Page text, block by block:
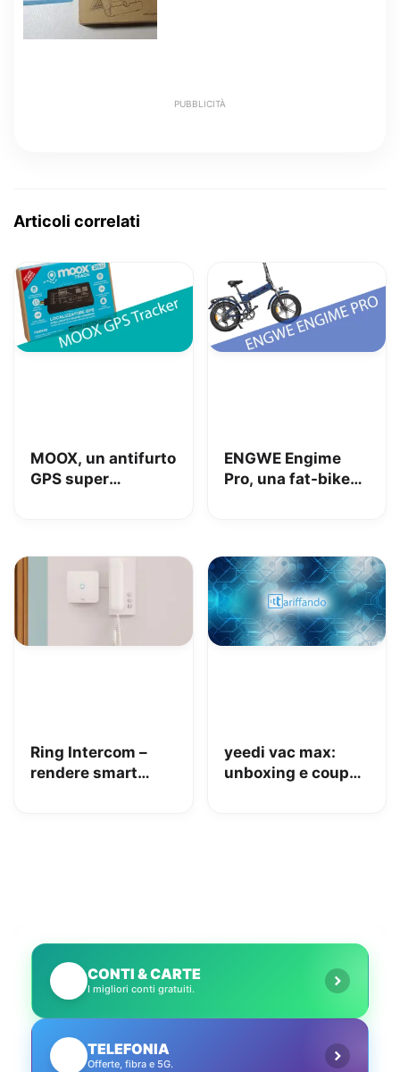
PUBBLICITÀ
Articoli correlati
MOOX, un antifurto
GPS super
solo: la nostra
ENGWE Engime
Pro, una fat-bike
Ring Intercom –
rendere smart
yeedi vac max:
unboxing e coupon
CONTI & CARTE
I migliori conti gratuiti.
TELEFONIA
Offerte, fibra e 5G.